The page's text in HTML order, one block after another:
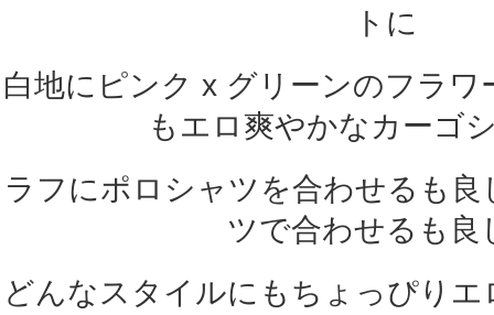
トに
白地にピンク x グリーンのフラ
もエロ爽やかなカーゴ
ラフにポロシャツを合わせるも
ツで合わせるも良
どんなスタイルにもちょっぴり